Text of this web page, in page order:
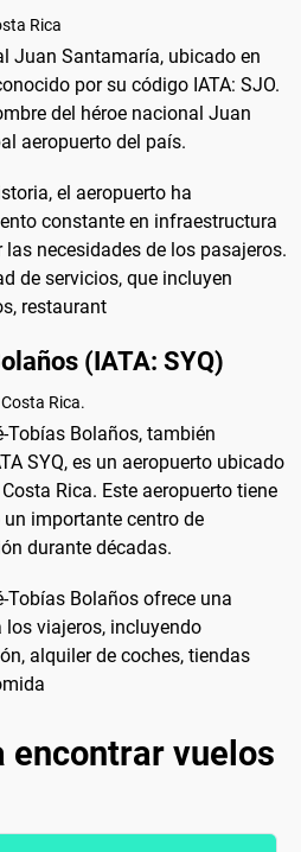
Rica
Juan Santamaría, ubicado en
por su código IATA: SJO.
del héroe nacional Juan
aeropuerto del país.
el aeropuerto ha
constante en infraestructura
necesidades de los pasajeros.
de servicios, que incluyen
restaurant
(IATA: SYQ)
Rica.
Tobías Bolaños, también
SYQ, es un aeropuerto ubicado
Rica. Este aeropuerto tiene
importante centro de
durante décadas.
Tobías Bolaños ofrece una
viajeros, incluyendo
alquiler de coches, tiendas
encontrar vuelos